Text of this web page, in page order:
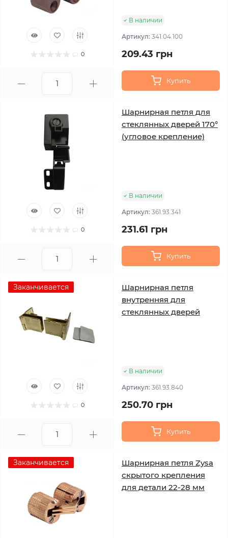
0
В наличии
Артикул: 341.04.100
209.43 грн
Купить
0
Шарнирная петля для
стеклянных дверей 170°
(угловое крепление)
В наличии
Артикул: 361.93.341
231.61 грн
Купить
Заканчивается
0
Шарнирная петля
внутренняя для
стеклянных дверей
В наличии
Артикул: 361.93.840
250.70 грн
Купить
Заканчивается
Шарнирная петля Zysa
скрытого крепления
для детали 22-28 мм